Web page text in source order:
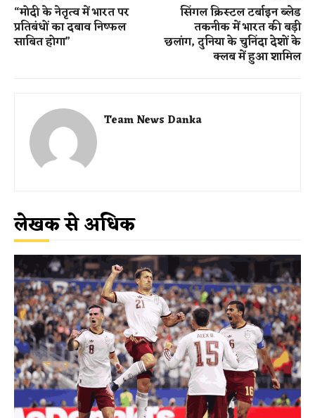
“मोदी के नेतृत्व में भारत पर
प्रतिबंधों का दबाव निष्फल
साबित होगा”
सिंगल क्रिस्टल टर्बाइन ब्लेड
तकनीक में भारत की बड़ी
छलांग, दुनिया के चुनिंदा देशों के
क्लब में हुआ शामिल
Team News Danka
लेखक से अधिक